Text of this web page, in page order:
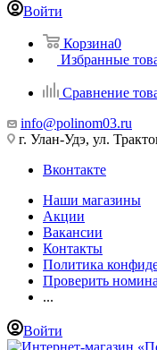
Войти
Корзина0
Избранные
Сравнение
info@polinom03.ru
г. Улан-Удэ, ул.
Вконтакте
Наши магазины
Акции
Вакансии
Контакты
Политика
Проверить
...
Войти